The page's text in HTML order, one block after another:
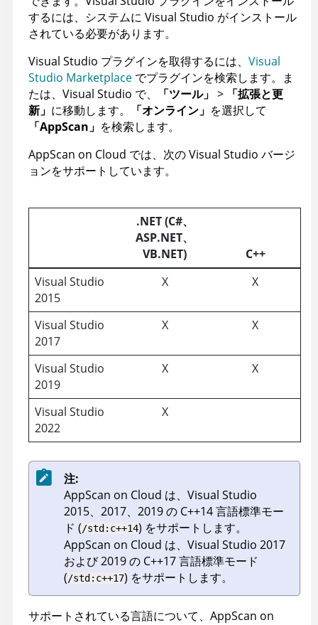
するには、システムに Visual Studio がインストール
されている必要があります。
Visual Studio プラグインを取得するには、 Visual
Studio Marketplace でプラグインを検索します。ま
たは、Visual Studio で、
「ツール」 > 「拡張と更
新」 に移動します。 「オンライン」 を選択して
「AppScan」 を検索します。
AppScan on Cloud では、次の Visual Studio バージ
ョンをサポートしています。
.NET (C#、
ASP.NET、
VB.NET)
C++
Visual Studio
2015
X X
Visual Studio
2017
X X
Visual Studio
2019
X X
Visual Studio
2022
X
注:
AppScan on Cloud は、Visual Studio
2015、2017、2019 の C++14 言語標準モー
ド (/std:c++14) をサポートします。
AppScan on Cloud は、Visual Studio 2017
および 2019 の C++17 言語標準モード
(/std:c++17) をサポートします。
サポートされている言語について、 AppScan on